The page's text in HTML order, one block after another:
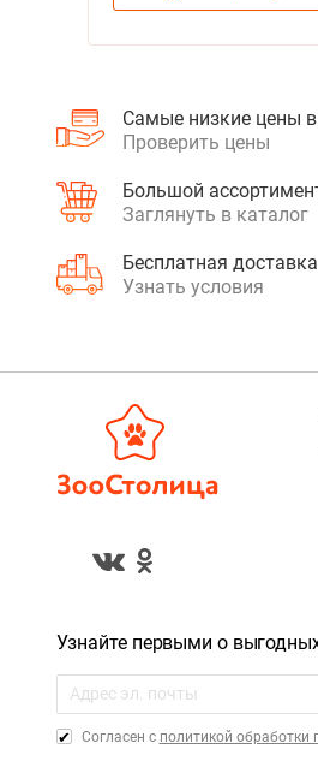
Самые низкие цены
Проверить цены
Большой
Заглянуть в каталог
Бесплатная
Узнать условия
Узнайте первыми о
Cогласен с политикой обработки